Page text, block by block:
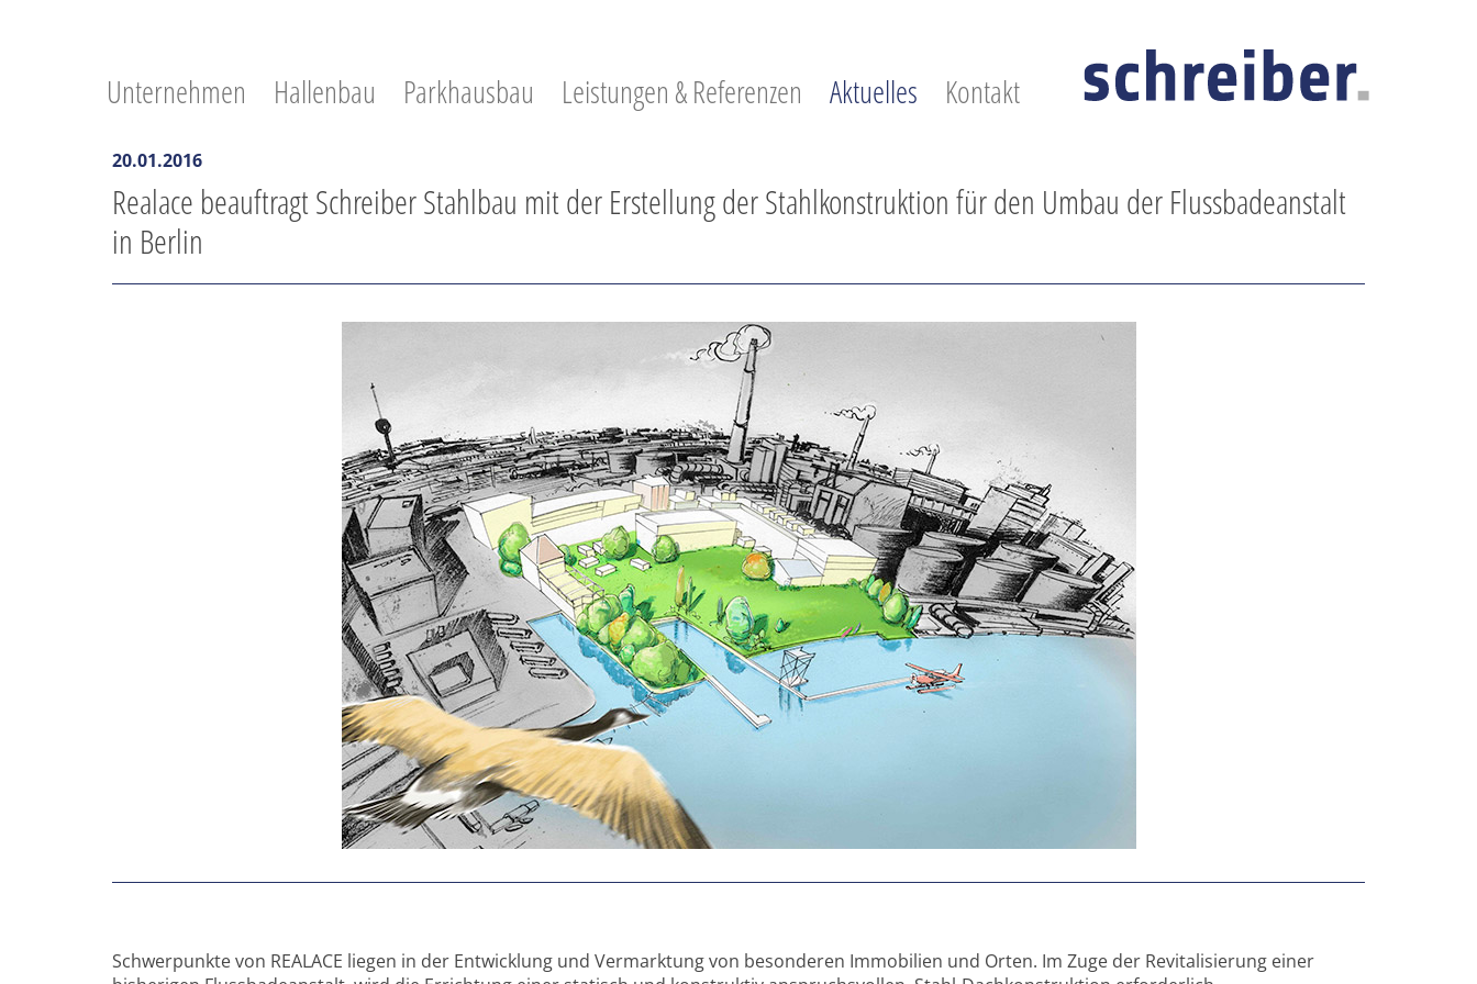
Unternehmen Hallenbau Parkhausbau Leistungen & Referenzen Aktuelles Kontakt
20.01.2016
Realace beauftragt Schreiber Stahlbau mit der Erstellung der Stahlkonstruktion für den Umbau der Flussbadeanstalt
in Berlin
Schwerpunkte von REALACE liegen in der Entwicklung und Vermarktung von besonderen Immobilien und Orten. Im Zuge der Revitalisierung einer